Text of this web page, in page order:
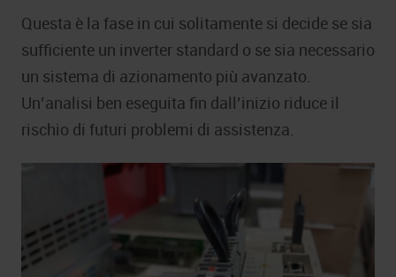
Questa è la fase in cui solitamente si decide se sia
sufficiente un inverter standard o se sia necessario
un sistema di azionamento più avanzato.
Un’analisi ben eseguita fin dall’inizio riduce il
rischio di futuri problemi di assistenza.